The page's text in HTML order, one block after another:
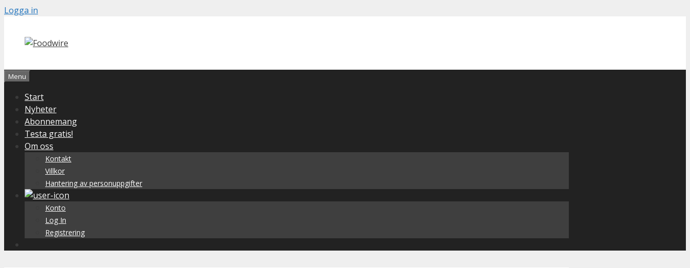
Skip
content
Logga in
Menu
Start
Nyheter
Abonnemang
Testa gratis!
Om oss
Kontakt
Villkor
Hantering av personuppgifter
Konto
Log In
Registrering